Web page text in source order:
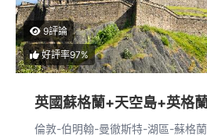
9評論
好評率97%
英國蘇格蘭+天空島+英格
倫敦-伯明翰-曼徹斯特-湖區-蘇格